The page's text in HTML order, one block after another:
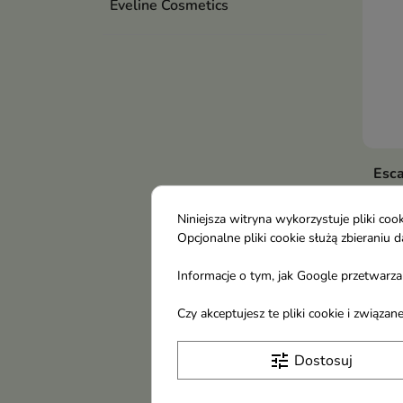
Eveline Cosmetics
na
Niniejsza witryna wykorzystuje pliki
Opcjonalne pliki cookie służą
Informacje o tym, jak Google
Czy akceptujesz te pliki cookie i
tune Dostosuj